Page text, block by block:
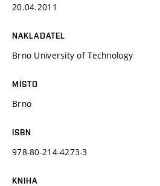
20.04.2011
NAKLADATEL
Brno University of Technology
MÍSTO
Brno
ISBN
978-80-214-4273-3
KNIHA